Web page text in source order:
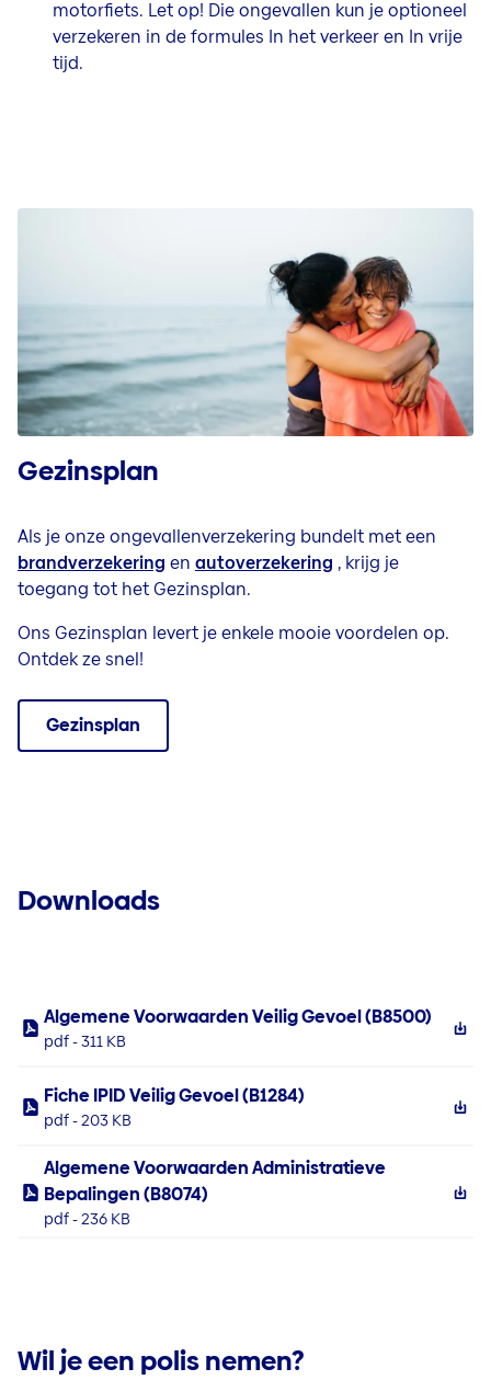
motorfiets. Let op! Die ongevallen kun je optioneel
verzekeren in de formules In het verkeer en In vrije
tijd.
Gezinsplan
Als je onze ongevallenverzekering bundelt met een
brandverzekering en autoverzekering , krijg je
toegang tot het Gezinsplan.
Ons Gezinsplan levert je enkele mooie voordelen op.
Ontdek ze snel!
Gezinsplan
Downloads
Algemene Voorwaarden Veilig Gevoel (B8500)
pdf - 311 KB
Fiche IPID Veilig Gevoel (B1284)
pdf - 203 KB
Algemene Voorwaarden Administratieve
Bepalingen (B8074)
pdf - 236 KB
Wil je een polis nemen?